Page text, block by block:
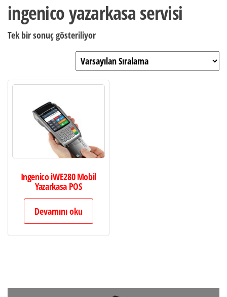
ingenico yazarkasa servisi
Tek bir sonuç gösteriliyor
Ingenico iWE280 Mobil
Yazarkasa POS
Devamını oku